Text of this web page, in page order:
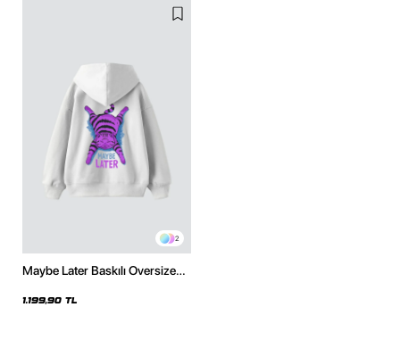
2
Maybe Later Baskılı Oversize
1.199,90 TL